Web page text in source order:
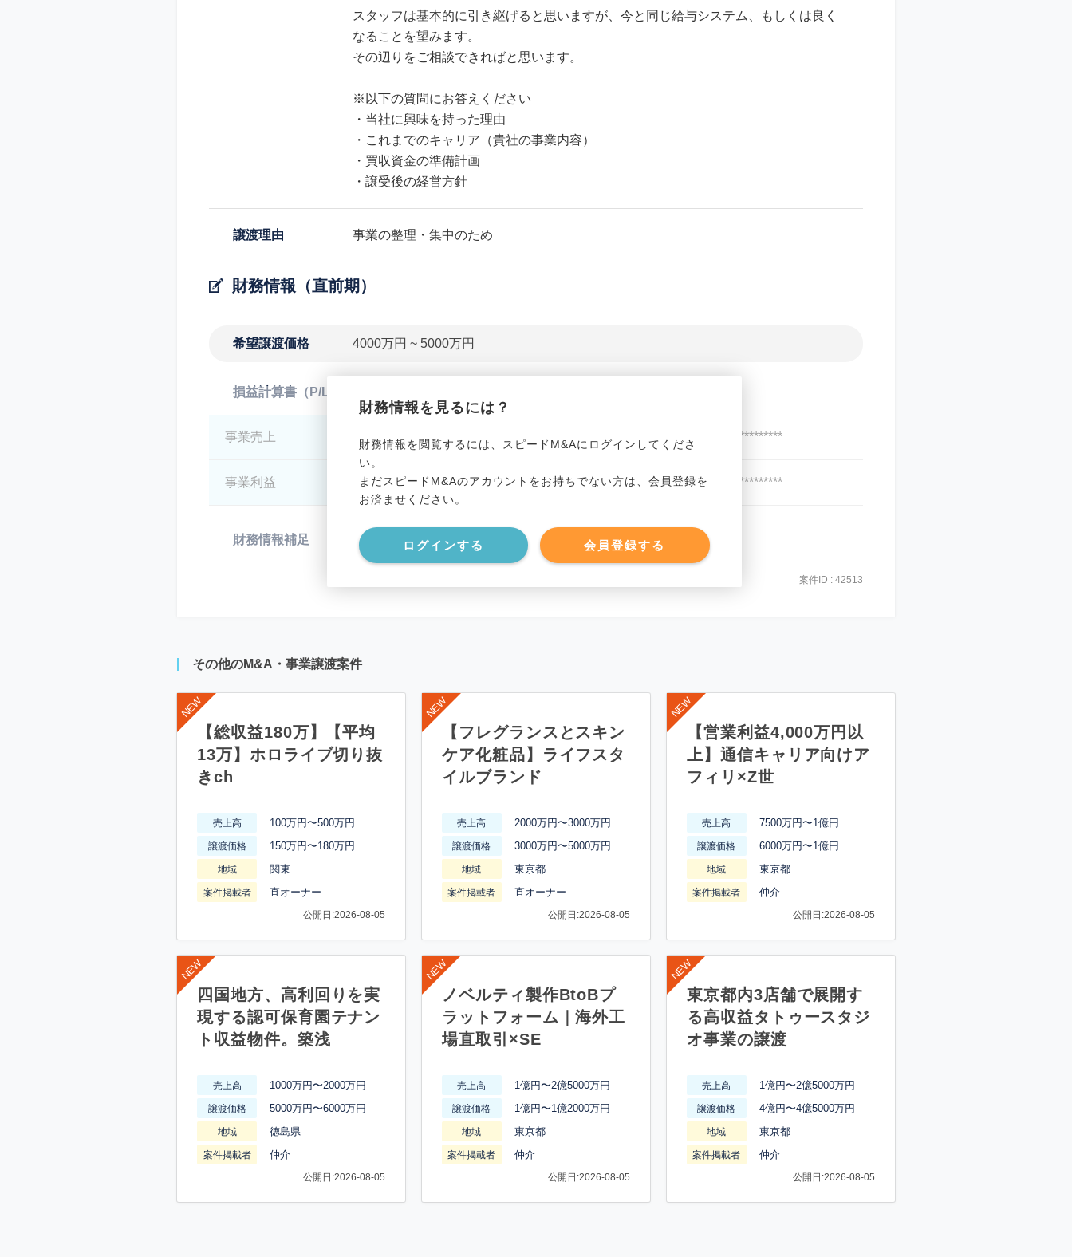
スタッフは基本的に引き継げると思いますが、今と同じ給与システム、もしくは良く
なることを望みます。
その辺りをご相談できればと思います。
※以下の質問にお答えください
・当社に興味を持った理由
・これまでのキャリア（貴社の事業内容）
・買収資金の準備計画
・譲受後の経営方針
譲渡理由 事業の整理・集中のため
財務情報（直前期）
希望譲渡価格 4000万円 ~ 5000万円
財務情報を見るには？
財務情報を閲覧するには、スピードM&Aにログインしてくださ
い。
まだスピードM&Aのアカウントをお持ちでない方は、会員登録を
お済ませください。
ログインする 会員登録する
損益計算書（P/L）
事業売上 ********************
事業利益 ********************
事業資産 ********************
事業負債 ********************
財務情報補足 ********************
案件ID : 42513
その他のM&A・事業譲渡案件
【総収益180万】【平均
13万】ホロライブ切り抜
きch
売上高 100万円〜500万円
譲渡価格 150万円〜180万円
地域 関東
案件掲載者 直オーナー
公開日:2026-08-05
【フレグランスとスキン
ケア化粧品】ライフスタ
イルブランド
売上高 2000万円〜3000万円
譲渡価格 3000万円〜5000万円
地域 東京都
案件掲載者 直オーナー
公開日:2026-08-05
【営業利益4,000万円以
上】通信キャリア向けア
フィリ×Z世
売上高 7500万円〜1億円
譲渡価格 6000万円〜1億円
地域 東京都
案件掲載者 仲介
公開日:2026-08-05
四国地方、高利回りを実
現する認可保育園テナン
ト収益物件。築浅
売上高 1000万円〜2000万円
譲渡価格 5000万円〜6000万円
地域 徳島県
案件掲載者 仲介
公開日:2026-08-05
ノベルティ製作BtoBプ
ラットフォーム｜海外工
場直取引×SE
売上高 1億円〜2億5000万円
譲渡価格 1億円〜1億2000万円
地域 東京都
案件掲載者 仲介
公開日:2026-08-05
東京都内3店舗で展開す
る高収益タトゥースタジ
オ事業の譲渡
売上高 1億円〜2億5000万円
譲渡価格 4億円〜4億5000万円
地域 東京都
案件掲載者 仲介
公開日:2026-08-05